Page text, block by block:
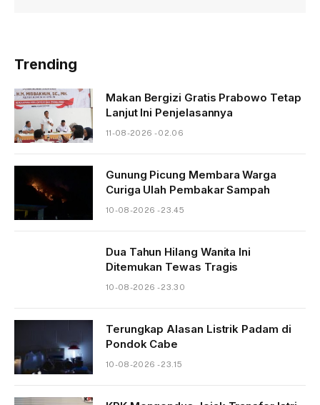
Trending
Makan Bergizi Gratis Prabowo Tetap
Lanjut Ini Penjelasannya
11-08-2026 - 02.06
Gunung Picung Membara Warga
Curiga Ulah Pembakar Sampah
10-08-2026 - 23.45
Dua Tahun Hilang Wanita Ini
Ditemukan Tewas Tragis
10-08-2026 - 23.30
Terungkap Alasan Listrik Padam di
Pondok Cabe
10-08-2026 - 23.15